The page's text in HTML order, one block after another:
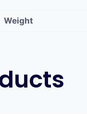
Weight